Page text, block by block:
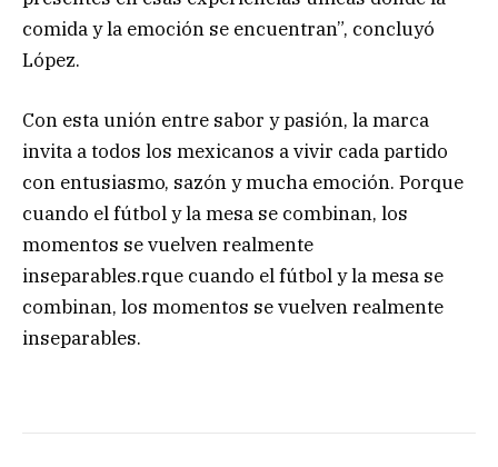
comida y la emoción se encuentran”, concluyó
López.
Con esta unión entre sabor y pasión, la marca
invita a todos los mexicanos a vivir cada partido
con entusiasmo, sazón y mucha emoción. Porque
cuando el fútbol y la mesa se combinan, los
momentos se vuelven realmente
inseparables.rque cuando el fútbol y la mesa se
combinan, los momentos se vuelven realmente
inseparables.